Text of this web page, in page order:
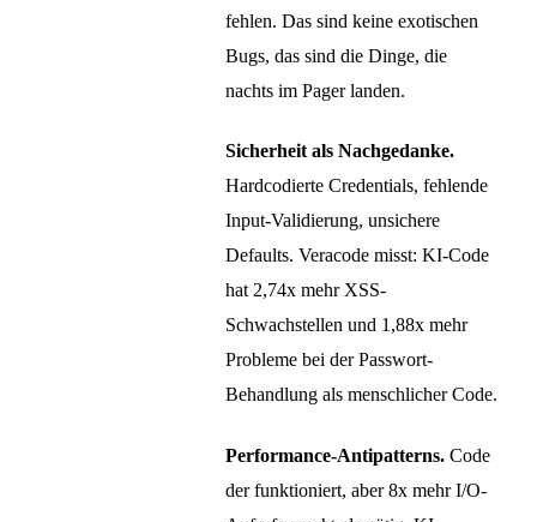
fehlen. Das sind keine exotischen
Bugs, das sind die Dinge, die
nachts im Pager landen.
Sicherheit als Nachgedanke.
Hardcodierte Credentials, fehlende
Input-Validierung, unsichere
Defaults. Veracode misst: KI-Code
hat 2,74x mehr XSS-
Schwachstellen und 1,88x mehr
Probleme bei der Passwort-
Behandlung als menschlicher Code.
Performance-Antipatterns. Code
der funktioniert, aber 8x mehr I/O-